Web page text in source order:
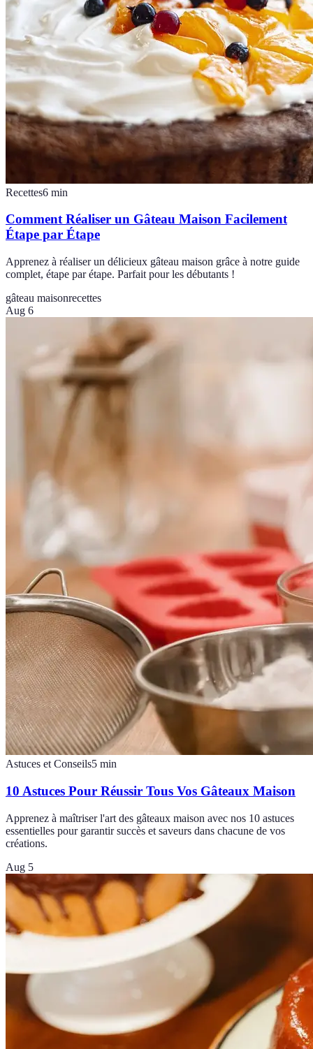
Recettes6 min
Comment Réaliser un Gâteau Maison Facilement
Étape par Étape
Apprenez à réaliser un délicieux gâteau maison grâce à notre guide
complet, étape par étape. Parfait pour les débutants !
gâteau maisonrecettes
Aug 6
Astuces et Conseils5 min
10 Astuces Pour Réussir Tous Vos Gâteaux Maison
Apprenez à maîtriser l'art des gâteaux maison avec nos 10 astuces
essentielles pour garantir succès et saveurs dans chacune de vos
créations.
Aug 5